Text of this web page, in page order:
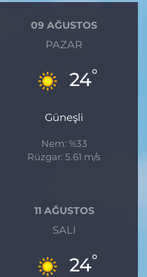
09 AĞUSTOS
PAZAR
24°
Güneşli
Nem: %33
Rüzgar: 5.61 m/s
11 AĞUSTOS
SALI
24°